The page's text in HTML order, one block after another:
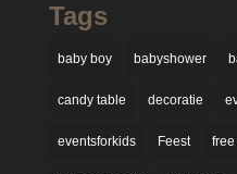
Tags
baby boy babyshower
candy table decoratie
eventsforkids Feest free